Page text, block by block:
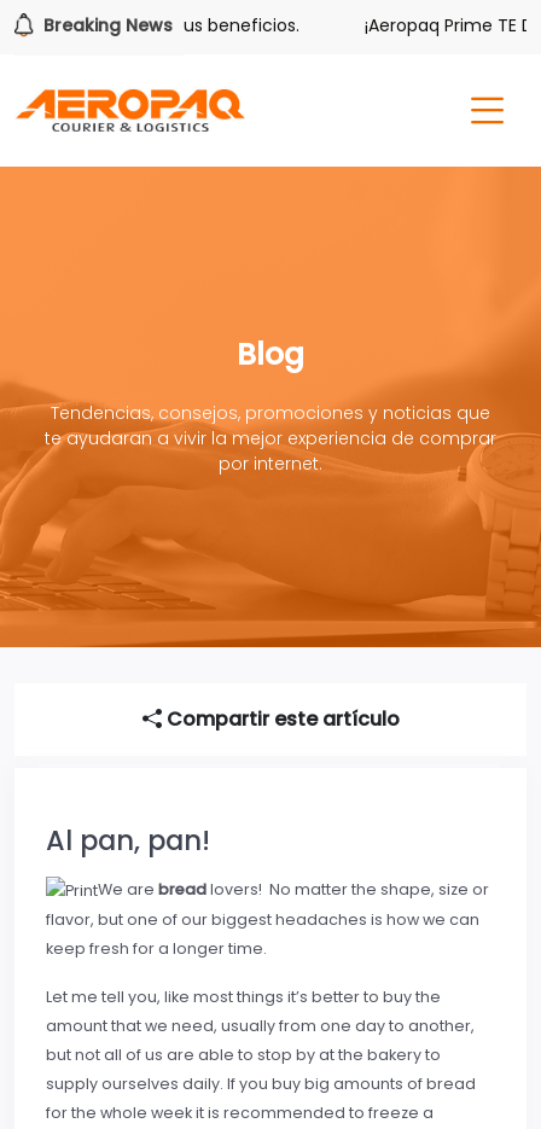
Breaking News
también tiene sus beneficios. ¡Aeropaq Prime TE DA
Blog
Tendencias, consejos, promociones y noticias que
te ayudaran a vivir la mejor experiencia de comprar
por internet.
Compartir este artículo
Al pan, pan!
We are breadlovers! No matter the shape, size or
flavor, but one of our biggest headaches is how we can
keep fresh for a longer time.
Let me tell you, like most things it’s better to buy the
amount that we need, usually from one day to another,
but not all of us are able to stop by at the bakery to
supply ourselves daily. If you buy big amounts of bread
for the whole week it is recommended to freeze a